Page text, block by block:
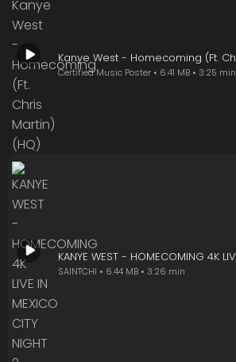
Certified Music Poster • 6.41 MB • 3:25 min
SAINTCHI • 6.44 MB • 3:26 min